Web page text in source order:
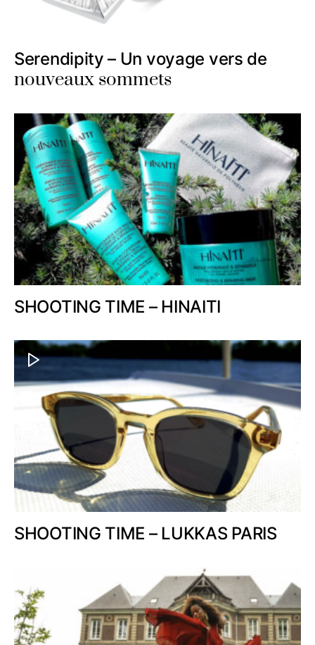
Serendipity – Un voyage vers de
nouveaux sommets
SHOOTING TIME – HINAITI
SHOOTING TIME – LUKKAS PARIS